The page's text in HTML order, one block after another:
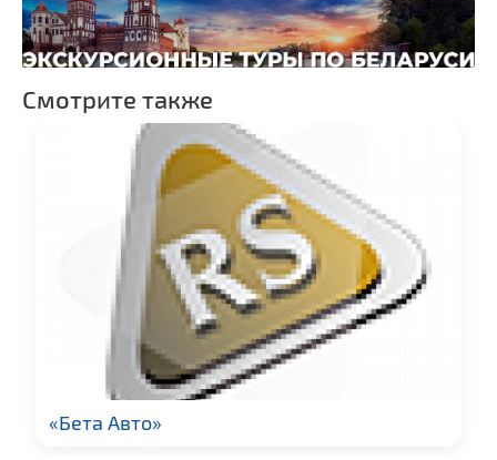
Смотрите также
«Бета Авто»